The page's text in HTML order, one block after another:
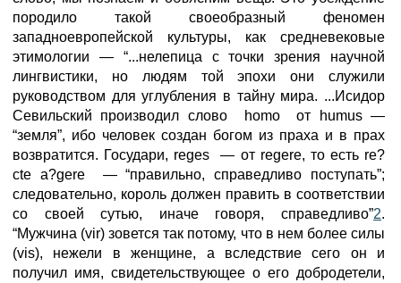
породило такой своеобразный феномен
западноевропейской культуры, как средневековые
этимологии — “...нелепица с точки зрения научной
лингвистики, но людям той эпохи они служили
руководством для углубления в тайну мира. ...Исидор
Севильский производил слово homo от humus —
“земля”, ибо человек создан богом из праха и в прах
возвратится. Государи, reges — от regere, то есть re?
cte a?gere — “правильно, справедливо поступать”;
следовательно, король должен править в соответствии
со своей сутью, иначе говоря, справедливо”2.
“Мужчина (vir) зовется так потому, что в нем более силы
(vis), нежели в женщине, а вследствие сего он и
получил имя, свидетельствующее о его добродетели,